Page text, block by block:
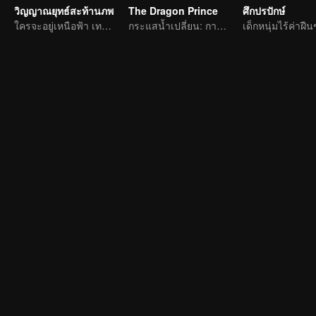
วิญญาณยุทธ์สะท้านภพ
ใครจะอยู่เหนือฟ้า เทพนักรบไร้เทียมทาน
The Dragon Prince
กระแสน้ำเปลี่ยน: การผจญภัยของนักเขียนหนุ่ม
ศึกปรปักษ์